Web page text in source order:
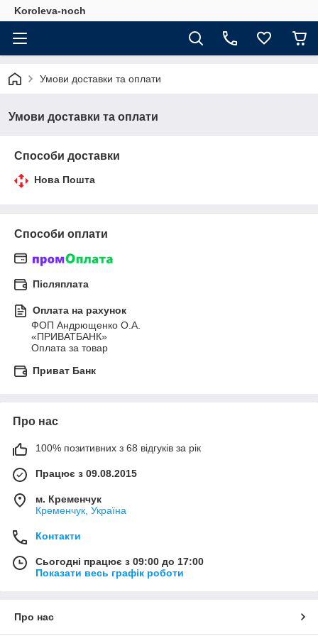
Koroleva-noch
Умови доставки та оплати
Умови доставки та оплати
Способи доставки
Нова Пошта
Способи оплати
Післяплата
Оплата на рахунок
ФОП Андрющенко О.А.
«ПРИВАТБАНК»
Оплата за товар
Приват Банк
Про нас
100% позитивних з 68 відгуків за рік
Працює з 09.08.2015
м. Кременчук
Кременчук, Україна
Контакти
Сьогодні працює з 09:00 до 17:00
Показати весь графік роботи
Про нас